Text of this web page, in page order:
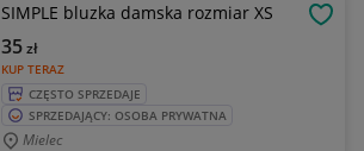
SIMPLE bluzka damska rozmiar XS
KUP TERAZ
35zł
CZĘSTO SPRZEDAJE
SPRZEDAJĄCY: OSOBA PRYWATNA
Mielec